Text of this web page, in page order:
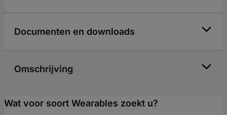
Documenten en downloads
Omschrijving
Wat voor soort Wearables zoekt u?